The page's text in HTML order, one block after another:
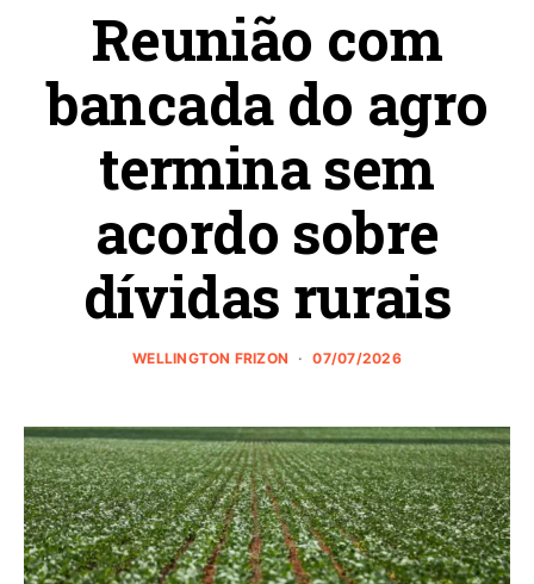
Reunião com
bancada do agro
termina sem
acordo sobre
dívidas rurais
WELLINGTON FRIZON 07/07/2026